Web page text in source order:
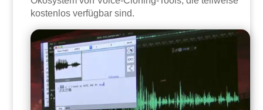
kostenlos verfügbar sind.